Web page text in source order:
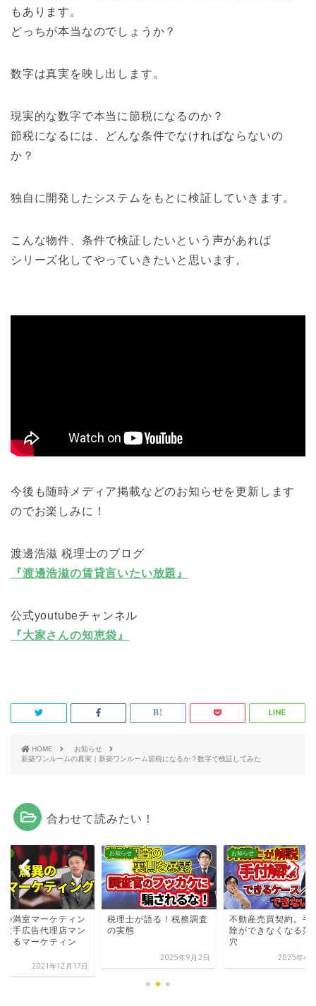
もあります。
どっちが本当なのでしょうか？
数字は真実を映し出します。
現実的な数字で本当に節税になるのか？
節税になるには、どんな条件でなければならないの
か？
独自に開発したシステムをもとに検証していきます。
こんな物件、条件で検証したいという声があれば
シリーズ化してやっていきたいと思います。
今後も随時メディア掲載などのお知らせを更新します
のでお楽しみに！
渡邊浩滋 税理士のブログ
『渡邊浩滋の賃貸言いたい放題』
公式youtubeチャンネル
『大家さんの知恵袋』
HOME
お知らせ
新築ワンルームの真実｜新築ワンルーム節税になるか？数字で検証してみた
合わせて読みたい！
の満室マーケティン
大手広告代理店マン
えるマーケティン
2021年12月17日
お知らせ
税理士が語る！税務調査
の実態
2025年9月2日
お知らせ
不動産売買契約。手
除ができなくなる落
穴
2025年4